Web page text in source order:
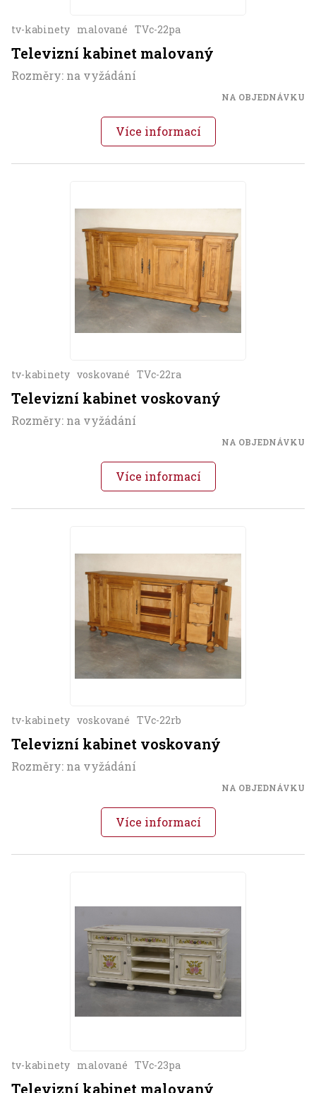
tv-kabinety malované TVc-22pa
Televizní kabinet malovaný
Rozměry: na vyžádání
NA OBJEDNÁVKU
Více informací
tv-kabinety voskované TVc-22ra
Televizní kabinet voskovaný
Rozměry: na vyžádání
NA OBJEDNÁVKU
Více informací
tv-kabinety voskované TVc-22rb
Televizní kabinet voskovaný
Rozměry: na vyžádání
NA OBJEDNÁVKU
Více informací
tv-kabinety malované TVc-23pa
Televizní kabinet malovaný